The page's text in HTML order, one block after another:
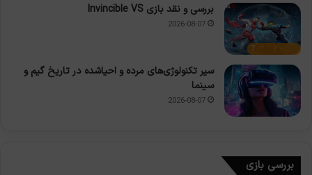
7
بررسی و نقد بازی Invincible VS
2026-08-07
سیر تکنولوژی‌های مرده و احیاشده در تاریخ گیم و
سینما
2026-08-07
بررسی بازی